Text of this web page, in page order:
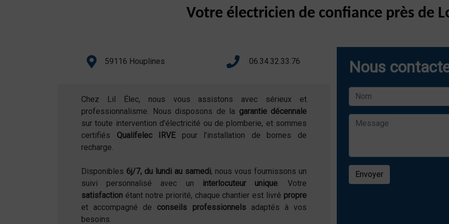
Votre électricien de confiance près de
59116 Houplines 06.34.32.33.76
Chez Lil Élec, nous vous assistons avec sérieux et
professionnalisme. Nous disposons de la garantie décennale
sur toute intervention d’électricité ou de plomberie, et sommes
certifiés Qualifelec IRVEpour l’installation de bornes de
recharge.
Disponibles 6j/7, du lundi au samedi, nous vous fournissons un
suivi personnalisé avec un
interlocuteur unique. Votre
satisfaction étant notre priorité, chaque chantier est livré propre
et accompagné de conseils professionnelsadaptés à vos
besoins.
Nous
Envoyer